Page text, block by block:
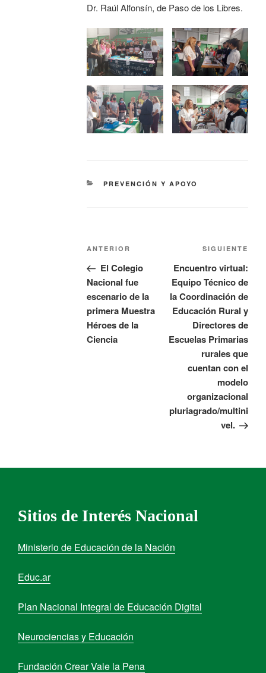
Dr. Raúl Alfonsín, de Paso de los Libres.
PREVENCIÓN Y APOYO
ANTERIOR
El Colegio
Nacional fue
escenario de la
primera Muestra
Héroes de la
Ciencia
SIGUIENTE
Encuentro virtual:
Equipo Técnico de
la Coordinación de
Educación Rural y
Directores de
Escuelas Primarias
rurales que
cuentan con el
modelo
organizacional
pluriagrado/multini
vel.
Sitios de Interés Nacional
Ministerio de Educación de la Nación
Educ.ar
Plan Nacional Integral de Educación Digital
Neurociencias y Educación
Fundación Crear Vale la Pena